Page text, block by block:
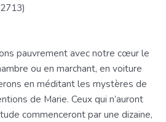
pauvrement avec notre cœur le
ou en marchant, en voiture
en méditant les mystères de
de Marie. Ceux qui n’auront
commenceront par une dizaine,